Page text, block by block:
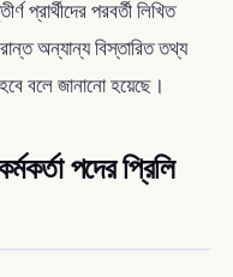
প্রার্থীদের পরবর্তী লিখিত
অন্যান্য বিস্তারিত তথ্য
বলে জানানো হয়েছে।
পদের প্রিলি